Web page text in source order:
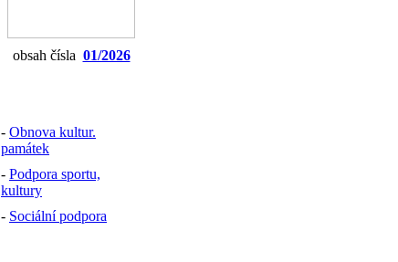
obsah čísla 01/2026
- Obnova kultur.
památek
- Podpora sportu,
kultury
- Sociální podpora